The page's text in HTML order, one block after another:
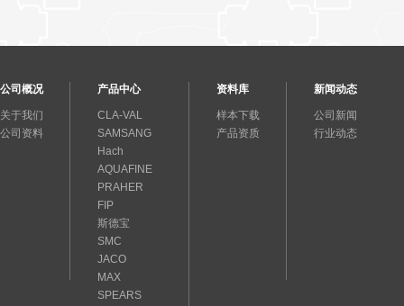
公司概况
关于我们
公司资料
产品中心
CLA-VAL
SAMSANG
Hach
AQUAFINE
PRAHER
FIP
斯德宝
SMC
JACO
MAX
SPEARS
资料库
样本下载
产品资质
新闻动态
公司新闻
行业动态